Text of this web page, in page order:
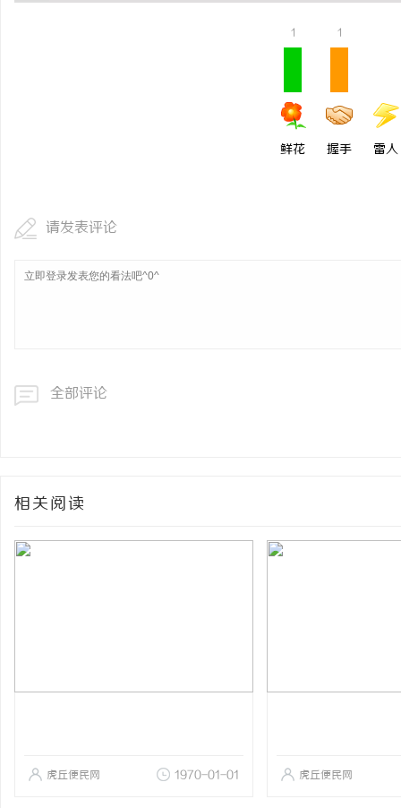
1
鲜花
1
握手 雷人
请发表评论
全部评论
相关阅读
虎丘便民网 1970-01-01 虎丘便民网